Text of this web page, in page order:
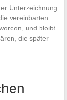
Unterzeichnung
vereinbarten
und bleibt
die später